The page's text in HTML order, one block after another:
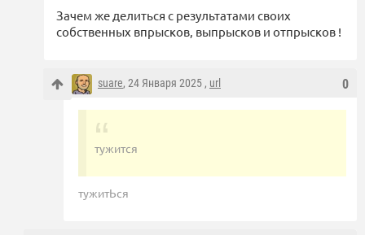
Зачем же делиться с результатами своих
собственных впрысков, выпрысков и отпрысков !
0
suare, 24 Января 2025 , url
тужится
тужитЬся